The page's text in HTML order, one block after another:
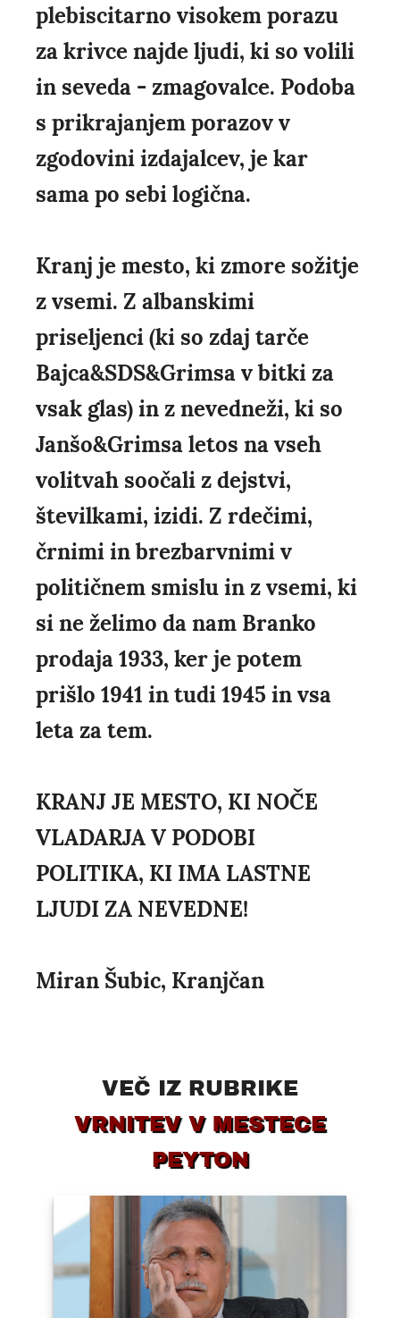
plebiscitarno visokem porazu
za krivce najde ljudi, ki so volili
in seveda - zmagovalce. Podoba
s prikrajanjem porazov v
zgodovini izdajalcev, je kar
sama po sebi logična.
Kranj je mesto, ki zmore sožitje
z vsemi. Z albanskimi
priseljenci (ki so zdaj tarče
Bajca&SDS&Grimsa v bitki za
vsak glas) in z nevedneži, ki so
Janšo&Grimsa letos na vseh
volitvah soočali z dejstvi,
številkami, izidi. Z rdečimi,
črnimi in brezbarvnimi v
političnem smislu in z vsemi, ki
si ne želimo da nam Branko
prodaja 1933, ker je potem
prišlo 1941 in tudi 1945 in vsa
leta za tem.
KRANJ JE MESTO, KI NOČE
VLADARJA V PODOBI
POLITIKA, KI IMA LASTNE
LJUDI ZA NEVEDNE!
Miran Šubic, Kranjčan
VEČ IZ RUBRIKE
VRNITEV V MESTECE
PEYTON